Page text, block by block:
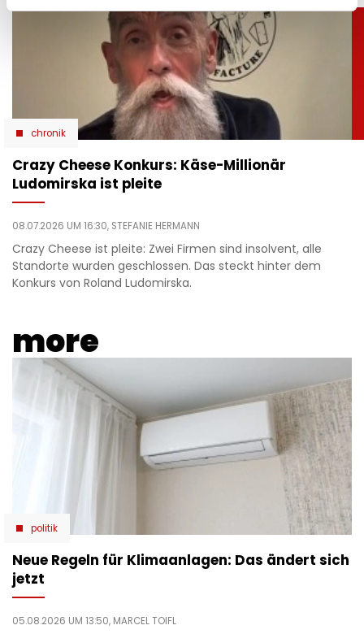
chronik
Crazy Cheese Konkurs: Käse-Millionär
Ludomirska ist pleite
08.07.2026 UM 16:30, STEFANIE HERMANN
Crazy Cheese ist pleite: Zwei Firmen sind insolvent, alle
Standorte wurden geschlossen. Das steckt hinter dem
Konkurs von Roland Ludomirska.
more
politik
Neue Regeln für Klimaanlagen: Das ändert sich
jetzt
05.08.2026 UM 13:50, MARCEL TOIFL